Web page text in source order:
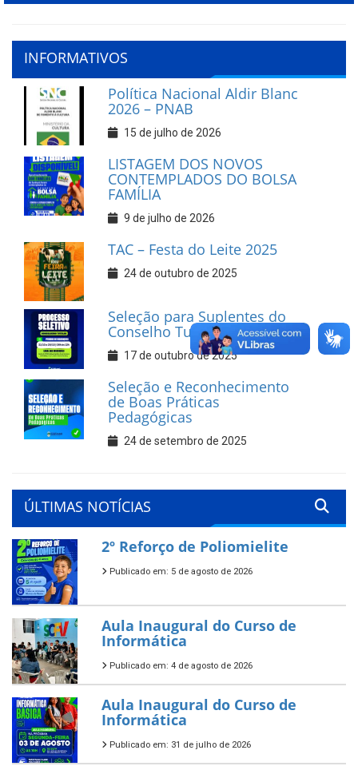
INFORMATIVOS
Política Nacional Aldir Blanc
2026 – PNAB
15 de julho de 2026
LISTAGEM DOS NOVOS
CONTEMPLADOS DO BOLSA
FAMÍLIA
9 de julho de 2026
TAC – Festa do Leite 2025
24 de outubro de 2025
Seleção para Suplentes do
Conselho Tutelar
17 de outubro de 2025
Seleção e Reconhecimento
de Boas Práticas
Pedagógicas
24 de setembro de 2025
ÚLTIMAS NOTÍCIAS
2º Reforço de Poliomielite
Publicado em: 5 de agosto de 2026
Aula Inaugural do Curso de
Informática
Publicado em: 4 de agosto de 2026
Aula Inaugural do Curso de
Informática
Publicado em: 31 de julho de 2026